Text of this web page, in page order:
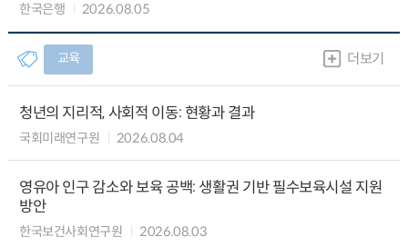
한국은행 2026.08.05
교육 더보기
청년의 지리적, 사회적 이동: 현황과 결과
국회미래연구원 2026.08.04
영유아 인구 감소와 보육 공백: 생활권 기반 필수보육시설 지원
방안
한국보건사회연구원 2026.08.03